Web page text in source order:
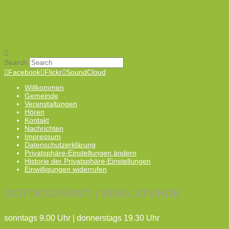
Search
Facebook Flickr SoundCloud
Willkommen
Gemeinde
Veranstaltungen
Hören
Kontakt
Nachrichten
Impressum
Datenschutzerklärung
Privatsphäre-Einstellungen ändern
Historie der Privatsphäre-Einstellungen
Einwilligungen widerrufen
GOTTESDIENST | BIBELSTUNDE
sonntags 9.00 Uhr | donnerstags 19.30 Uhr